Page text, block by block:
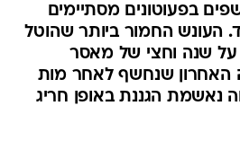
בפעוטונים מסתיימים
העונש החמור ביותר שהוטל
שנה וחצי של מאסר
האחרון שנחשף לאחר מות
נאשמת הגננת באופן חריג